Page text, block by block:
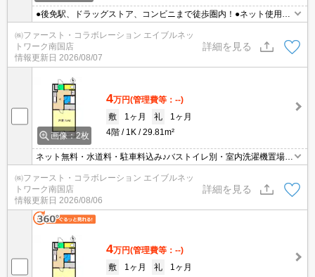
●後免駅、ドラッグストア、コンビニまで徒歩圏内！●ネット使用料
（Wi-Fi）●水道料込み♪●南向き
㈱ファースト・コラボレーション エイブルネッ
トワーク南国店
情報更新日 2026/08/07
詳細を見る
画像：2枚
4万円(管理費等：--)
敷
1ヶ月 礼
1ヶ月
4階
1K 29.81m²
ネット無料・水道料・駐車料込み♪バストイレ別・室内洗濯機置場！
★2027年春学生さん予約可能物件★
㈱ファースト・コラボレーション エイブルネッ
トワーク南国店
情報更新日 2026/08/06
詳細を見る
4万円(管理費等：--)
敷
1ヶ月 礼
1ヶ月